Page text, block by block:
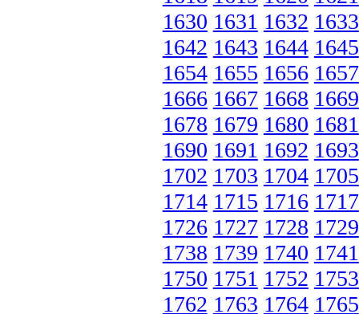
1630 1631 1632 1633
1642 1643 1644 1645
1654 1655 1656 1657
1666 1667 1668 1669
1678 1679 1680 1681
1690 1691 1692 1693
1702 1703 1704 1705
1714 1715 1716 1717
1726 1727 1728 1729
1738 1739 1740 1741
1750 1751 1752 1753
1762 1763 1764 1765